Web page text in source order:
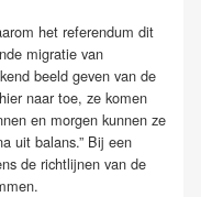
het referendum dit
migratie van
beeld geven van de
naar toe, ze komen
en morgen kunnen ze
uit balans.” Bij een
de richtlijnen van de